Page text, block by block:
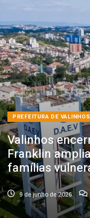
PREFEITURA DE VALINHOS
Valinhos
Franklin
famílias
9 de junho de 2026